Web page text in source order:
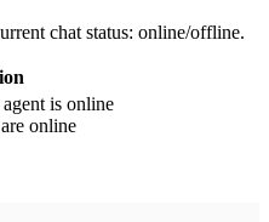
chat status: online/offline.
is online
online